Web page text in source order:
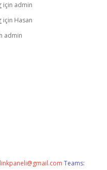
için admin
için Hasan
admin
Teams: